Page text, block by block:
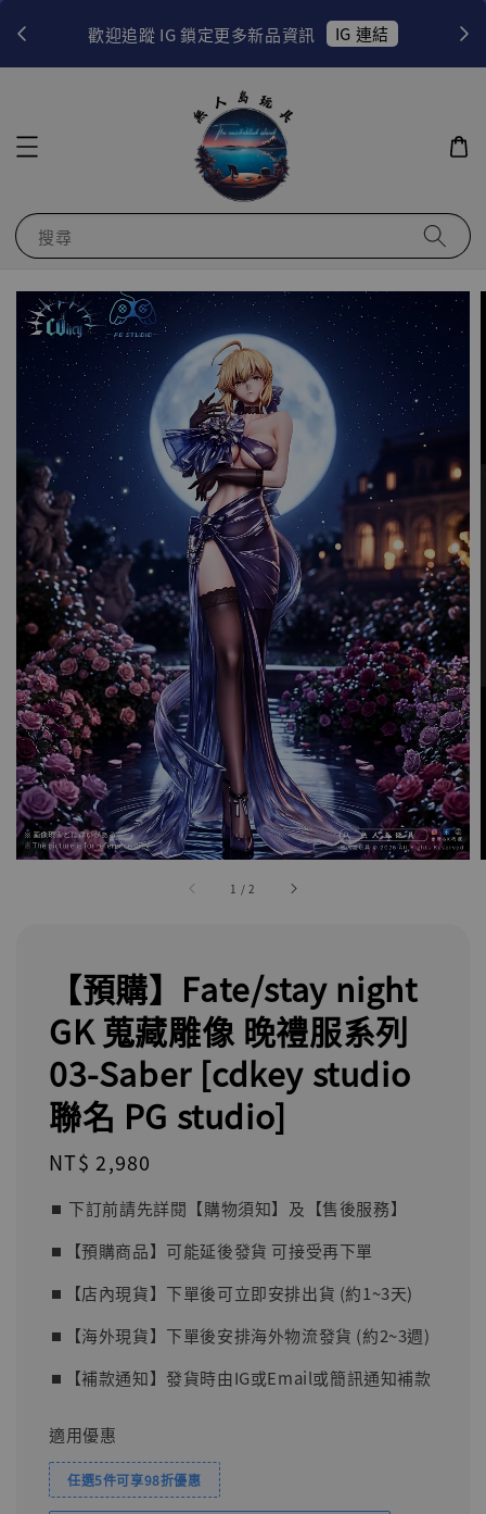
歡迎追蹤 IG 鎖定更多新品資訊 IG 連結
搜尋
1 /2
【預購】Fate/stay night
GK 蒐藏雕像 晚禮服系列
03-Saber [cdkey studio
聯名 PG studio]
Regular
NT$ 2,980
⏹︎ 下訂前請先詳閱【購物須知】及【售後服務】
⏹︎【預購商品】可能延後發貨 可接受再下單
⏹︎【店內現貨】下單後可立即安排出貨 (約1~3天)
⏹︎【海外現貨】下單後安排海外物流發貨 (約2~3週)
⏹︎【補款通知】發貨時由IG或Email或簡訊通知補款
適用優惠
任選5件可享98折優惠